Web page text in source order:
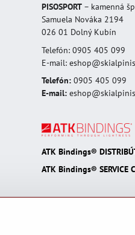
PISOSPORT– kamenná
Samuela Nováka 2194
026 01 Dolný Kubín
Telefón: 0905 405 099
E-mail:
Telefón:0905 405 099
E-mail:
ATK Bindings®
ATK Bindings® SERVICE